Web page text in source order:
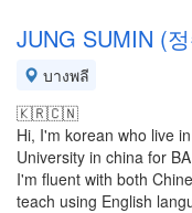
JUNG SUMIN (
บางพลี
🇰🇷🇨🇳
Hi, I'm korean who live
University in china for
I'm fluent with both
teach using English